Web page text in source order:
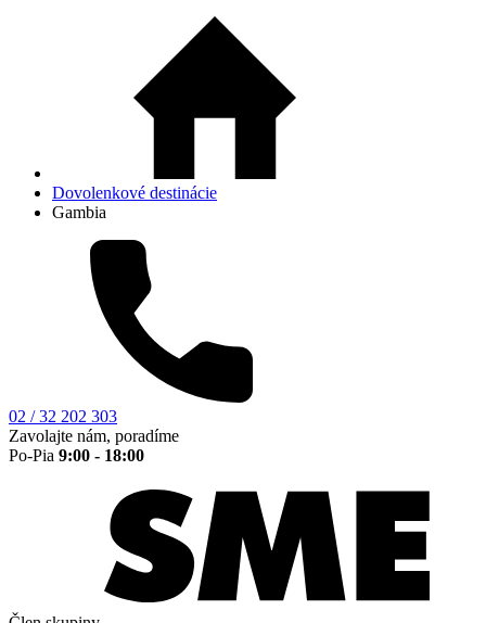
Dovolenkové destinácie
Gambia
02 / 32 202 303
Zavolajte nám, poradíme
Po-Pia 9:00 - 18:00